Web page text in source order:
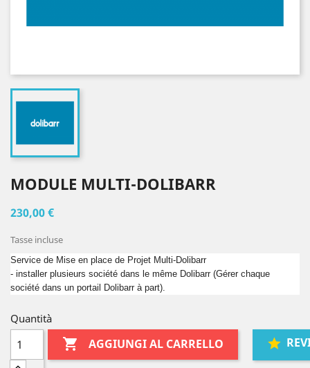
MODULE MULTI-DOLIBARR
230,00 €
Tasse incluse
Service de Mise en place de Projet Multi-Dolibarr
- installer plusieurs société dans le même Dolibarr (Gérer chaque
société dans un portail Dolibarr à part).
Quantità
 AGGIUNGI AL CARRELLO